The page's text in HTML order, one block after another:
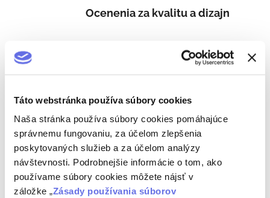
Táto webstránka používa súbory cookies
Naša stránka používa súbory cookies pomáhajúce
správnemu fungovaniu, za účelom zlepšenia
poskytovaných služieb a za účelom analýzy
návštevnosti. Podrobnejšie informácie o tom, ako
používame súbory cookies môžete nájsť v
záložke „Zásady používania súborov
Ocenenia za kvalitu a dizajn
Slovenský výrobca
Starostlivý prístup
Tradičný alkohol